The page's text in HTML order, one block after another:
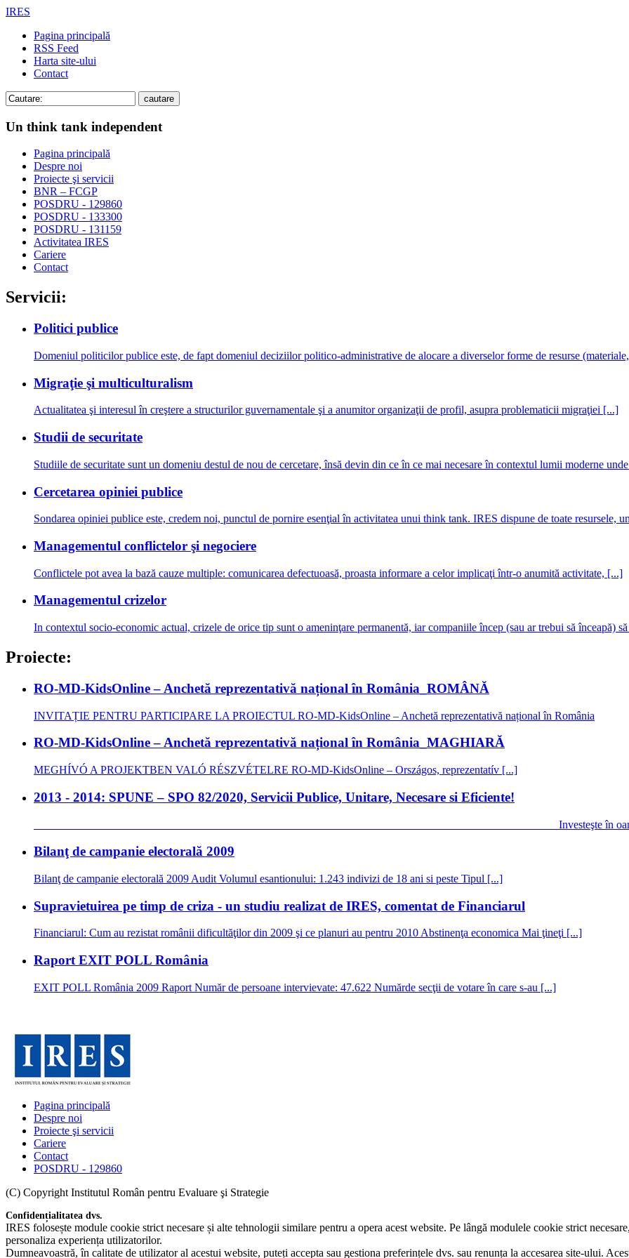
IRES
Pagina principală
RSS Feed
Harta site-ului
Contact
Un think tank independent
Pagina principală
Despre noi
Proiecte şi servicii
BNR – FCGP
POSDRU - 129860
POSDRU - 133300
POSDRU - 131159
Activitatea IRES
Cariere
Contact
Servicii:
Politici publice
Domeniul politicilor publice este, de fapt domeniul deciziilor politico-administrative de alocare a diverselor forme de resurse
Migraţie şi multiculturalism
Actualitatea şi interesul în creştere a structurilor guvernamentale şi a anumitor organizaţii de profil, asupra problematicii migraţiei [...]
Studii de securitate
Studiile de securitate sunt un domeniu destul de nou de cercetare, însă devin din ce în ce mai necesare în contextul lumii moderne
Cercetarea opiniei publice
Sondarea opiniei publice este, credem noi, punctul de pornire esenţial în activitatea unui think tank. IRES dispune de toate resursele,
Managementul conflictelor şi negociere
Conflictele pot avea la bază cauze multiple: comunicarea defectuoasă, proasta informare a celor implicaţi într-o anumită activitate, [...]
Managementul crizelor
In contextul socio-economic actual, crizele de orice tip sunt o ameninţare permanentă, iar companiile încep (sau ar trebui să înceapă)
Proiecte:
RO-MD-KidsOnline – Anchetă reprezentativă național în România_ROMÂNĂ
INVITAȚIE PENTRU PARTICIPARE LA PROIECTUL RO-MD-KidsOnline – Anchetă reprezentativă național în România
RO-MD-KidsOnline – Anchetă reprezentativă național în România_MAGHIARĂ
MEGHÍVÓ A PROJEKTBEN VALÓ RÉSZVÉTELRE RO-MD-KidsOnline – Országos, reprezentatív [...]
2013 - 2014: SPUNE – SPO 82/2020, Servicii Publice, Unitare, Necesare si Eficiente!
_____________________________________________________________________________________________ Investeşte în
Bilanţ de campanie electorală 2009
Bilanţ de campanie electorală 2009 Audit Volumul esantionului: 1.243 indivizi de 18 ani si peste Tipul [...]
Supravietuirea pe timp de criza - un studiu realizat de IRES, comentat de Financiarul
Financiarul: Cum au rezistat românii dificultăţilor din 2009 şi ce planuri au pentru 2010 Abstinenţa economica Mai ţineţi [...]
Raport EXIT POLL România
EXIT POLL România 2009 Raport Număr de persoane intervievate: 47.622 Numărde secţii de votare în care s-au [...]
Pagina principală
Despre noi
Proiecte şi servicii
Cariere
Contact
POSDRU - 129860
(C) Copyright Institutul Român pentru Evaluare şi Strategie
Confidențialitatea dvs.
IRES folosește module cookie strict necesare și alte tehnologii similare pentru a opera acest website. Pe lângă modulele cookie strict
personaliza experiența utilizatorilor.
Dumneavoastră, în calitate de utilizator al acestui website, puteți accepta sau gestiona preferințele dvs. sau renunța la accesarea site-ului.